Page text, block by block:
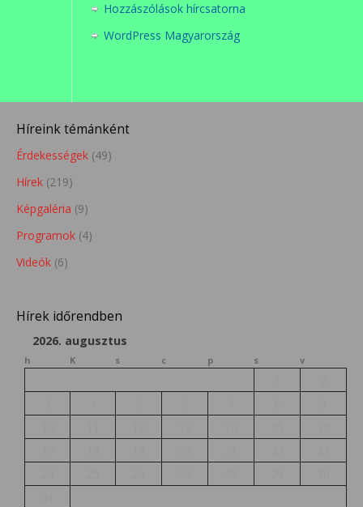
Hozzászólások hírcsatorna
WordPress Magyarország
Híreink témánként
Érdekességek (49)
Hírek (219)
Képgaléria (9)
Programok (4)
Videók (6)
Hírek időrendben
2026. augusztus
h K s c p s v